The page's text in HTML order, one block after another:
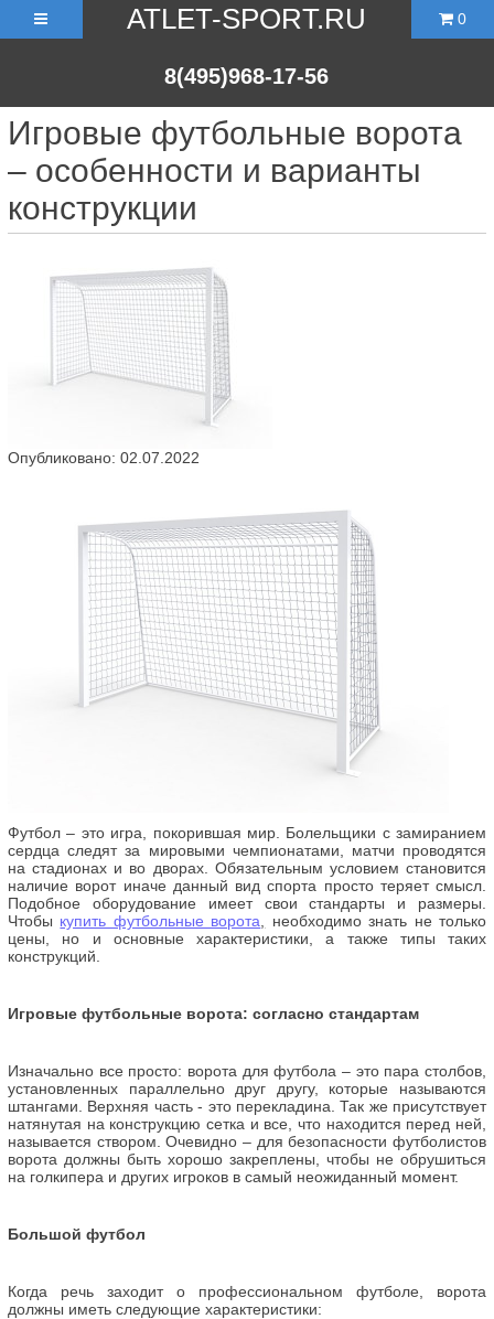
ATLET-SPORT.RU
8(495)968-17-56
0
Игровые футбольные ворота
– особенности и варианты
конструкции
Опубликовано: 02.07.2022
Футбол – это игра, покорившая мир. Болельщики с замиранием
сердца следят за мировыми чемпионатами, матчи проводятся
на стадионах и во дворах. Обязательным условием становится
наличие ворот иначе данный вид спорта просто теряет смысл.
Подобное оборудование имеет свои стандарты и размеры.
Чтобы купить футбольные ворота
необходимо знать не только
цены, но и основные характеристики, а также типы таких
конструкций.
Игровые футбольные ворота: согласно стандартам
Изначально все просто: ворота для футбола – это пара столбов,
установленных параллельно друг другу, которые называются
штангами. Верхняя часть - это перекладина. Так же присутствует
натянутая на конструкцию сетка и все, что находится перед ней,
называется створом. Очевидно – для безопасности футболистов
ворота должны быть хорошо закреплены, чтобы не обрушиться
на голкипера и других игроков в самый неожиданный момент.
Большой футбол
Когда речь заходит о профессиональном футболе, ворота
должны иметь следующие характеристики: